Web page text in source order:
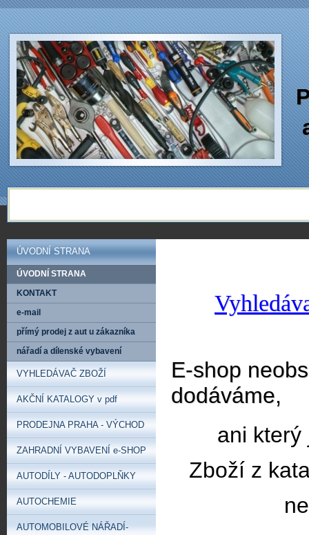
E-shop
dodáváme,
ani který
Zboží z
ÚVODNÍ STRANA
ÚVODNÍ STRANA
KONTAKT
e-mail
přímý prodej z aut u zákazníka
nářadí a dílenské vybavení
VYHLEDÁVAČ ZBOŽÍ
AKČNÍ KATALOGY v pdf
PRODEJNA PRAHA - VÝCHOD
ZAHRADNÍ VYBAVENÍ e-SHOP
AUTODÍLY - AUTODOPLŇKY
AUTOCHEMIE
AUTOMOBILOVÉ NÁŘADÍ-